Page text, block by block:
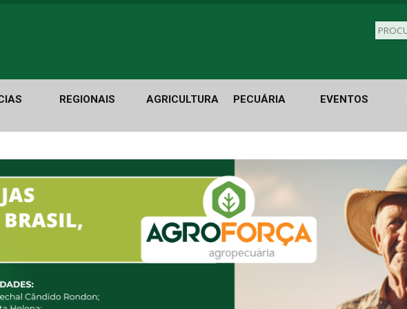
REGIONAIS AGRICULTURA PECUÁRIA EVENTOS